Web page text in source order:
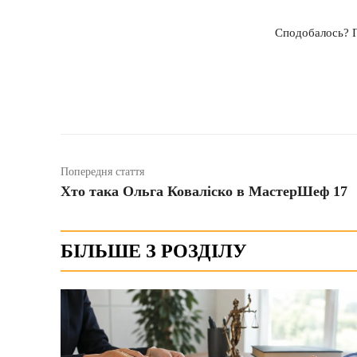
Сподобалось?
Попередня стаття
Хто така Ольга Коваліско в МастерШеф 17
БІЛЬШЕ З РОЗДІЛУ